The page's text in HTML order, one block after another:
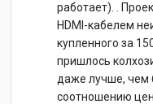
работает). .
HDMI-кабелем
купленного за
пришлось
даже лучше, чем
соотношению